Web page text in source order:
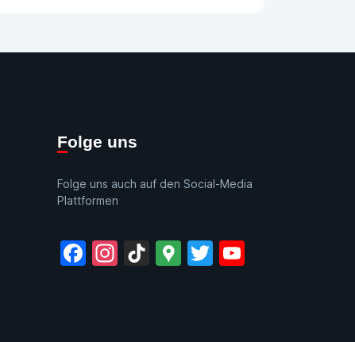
Folge uns
Folge uns auch auf den Social-Media
Plattformen
Facebook
Instagram
TikTok
GoogleTwitter